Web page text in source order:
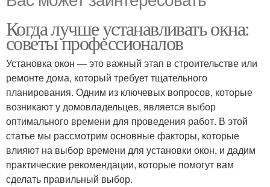
Когда лучше устанавливать окна:
советы профессионалов
Установка окон — это важный этап в строительстве или
ремонте дома, который требует тщательного
планирования. Одним из ключевых вопросов, которые
возникают у домовладельцев, является выбор
оптимального времени для проведения работ. В этой
статье мы рассмотрим основные факторы, которые
влияют на выбор времени для установки окон, и дадим
практические рекомендации, которые помогут вам
сделать правильный выбор.